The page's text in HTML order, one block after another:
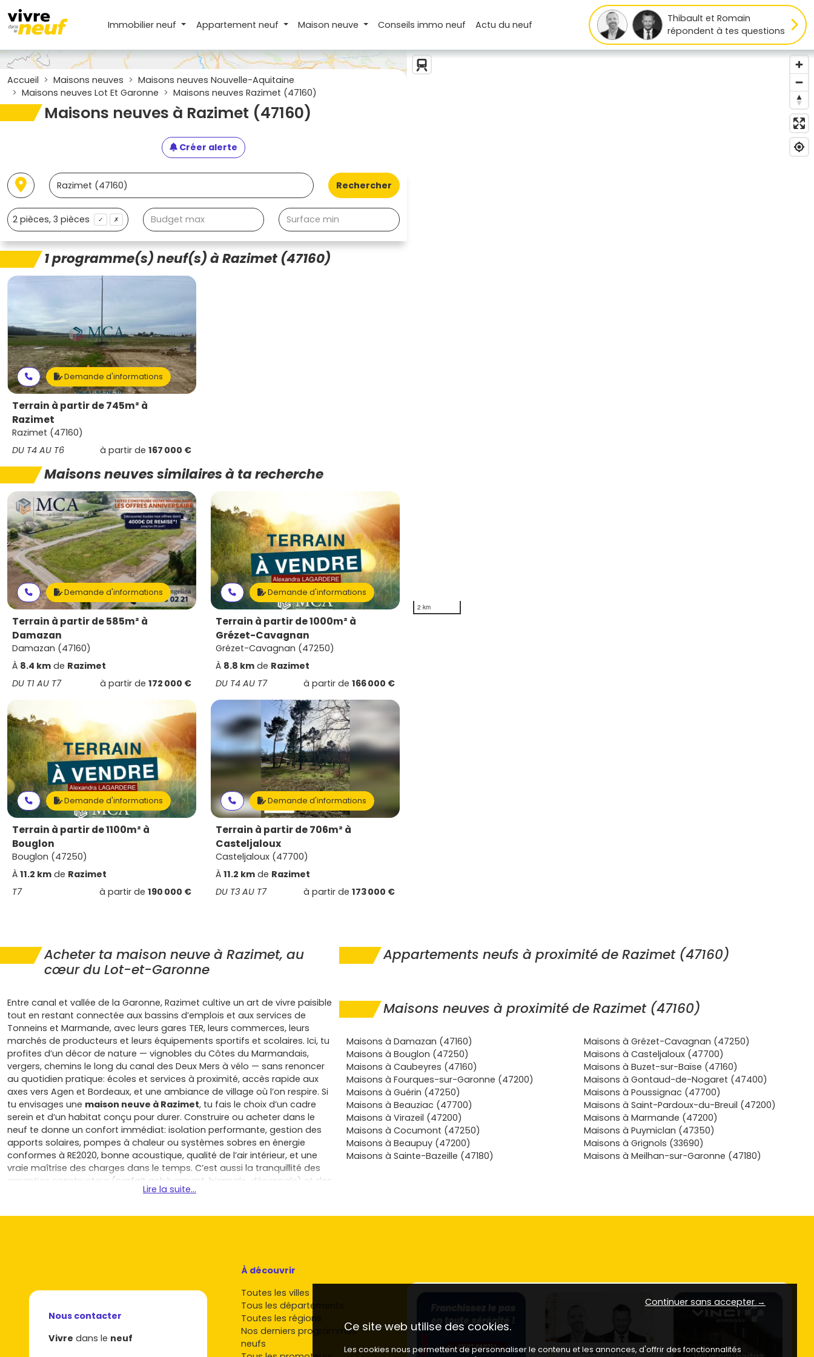
Immobilier neuf Appartement neuf Maison neuve Conseilsimmo neuf Actudu neuf
Thibault et Romain
répondent à tes questions
Accueil Maisons neuves
Maisons neuves Nouvelle-Aquitaine
Maisons neuves Lot Et Garonne
Maisons neuves Razimet (47160)
Maisons neuves à Razimet (47160)
Créer alerte
Rechercher
✓ ✗
1 programme(s) neuf(s) à Razimet (47160)
Demande d'informations
Terrain à partir de 745m² à
Razimet
Razimet (47160)
DU T4 AU T6
à partir de 167 000 €
Maisons neuves similaires à ta recherche
Demande d'informations
Terrain à partir de 585m² à
Damazan
Damazan (47160)
À 8.4 km de Razimet
DU T1 AU T7
à partir de 172 000 €
Demande d'informations
Terrain à partir de 1000m² à
Grézet-Cavagnan
Grézet-Cavagnan (47250)
À 8.8 km de Razimet
DU T4 AU T7
à partir de 166 000 €
Demande d'informations
Terrain à partir de 1100m² à
Bouglon
Bouglon (47250)
À 11.2 km de Razimet
T7
à partir de 190 000 €
Demande d'informations
Terrain à partir de 706m² à
Casteljaloux
Casteljaloux (47700)
À 11.2 km de Razimet
DU T3 AU T7
à partir de 173 000 €
2 km
Acheter ta maison neuve à Razimet, au
cœur du Lot-et-Garonne
Entre canal et vallée de la Garonne, Razimet cultive un art de vivre paisible
tout en restant connectée aux bassins d’emplois et aux services de
Tonneins et Marmande, avec leurs gares TER, leurs commerces, leurs
marchés de producteurs et leurs équipements sportifs et scolaires. Ici, tu
profites d’un décor de nature — vignobles du Côtes du Marmandais,
vergers, chemins le long du canal des Deux Mers à vélo — sans renoncer
au quotidien pratique: écoles et services à proximité, accès rapide aux
axes vers Agen et Bordeaux, et une ambiance de village où l’on respire. Si
tu envisages une maison neuve à Razimet, tu fais le choix d’un cadre
serein et d’un habitat conçu pour durer. Construire ou acheter dans le
neuf te donne un confort immédiat: isolation performante, gestion des
apports solaires, pompes à chaleur ou systèmes sobres en énergie
conformes à RE2020, bonne acoustique, qualité de l’air intérieur, et une
vraie maîtrise des charges dans le temps. C’est aussi la tranquillité des
garanties constructeur (parfait achèvement, biennale, décennale) et des
frais de notaire réduits par rapport à l’ancien; selon les décisions locales,
constructions nouvelles, et de dispositifs d’aide à l’accession comme le
la possibilité d’implanter ta vie au calme tout en restant à portée des
services utiles. Pour un premier achat, c’est rassurant: tu sais où tu mets
les pieds, tu maîtrises ton budget sans mauvaises surprises de
rénovation, et tu t’installes dans une commune à taille humaine,
recherchée par celles et ceux qui veulent conjuguer nature et praticité.
Pour un investissement locatif, la demande en maisons familiales bien
isolées et faciles à chauffer reste solide dans le secteur, portée par des
Lire la suite...
Appartements neufs à proximité de Razimet (47160)
Maisons neuves à proximité de Razimet (47160)
Maisons à Damazan (47160)
Maisons à Grézet-Cavagnan (47250)
Maisons à Bouglon (47250)
Maisons à Casteljaloux (47700)
Maisons à Caubeyres (47160)
Maisons à Buzet-sur-Baïse (47160)
Maisons à Fourques-sur-Garonne (47200)
Maisons à Gontaud-de-Nogaret (47400)
Maisons à Guérin (47250)
Maisons à Poussignac (47700)
Maisons à Beauziac (47700)
Maisons à Saint-Pardoux-du-Breuil (47200)
Maisons à Virazeil (47200)
Maisons à Marmande (47200)
Maisons à Cocumont (47250)
Maisons à Puymiclan (47350)
Maisons à Beaupuy (47200)
Maisons à Grignols (33690)
Maisons à Sainte-Bazeille (47180)
Maisons à Meilhan-sur-Garonne (47180)
Nous contacter
Vivre dans le neuf
À découvrir
Toutes les villes
Tous les départements
Toutes les régions
Nos derniers programmes
neufs
Continuer sans accepter →
Ce site web utilise des cookies.
Les cookies nous permettent de personnaliser le contenu et les annonces, d'offrir des fonctionnalités